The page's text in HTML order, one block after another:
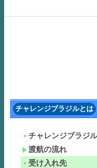
チャレンジブラジルとは
チャレンジブラジ
渡航の流れ
受け入れ先